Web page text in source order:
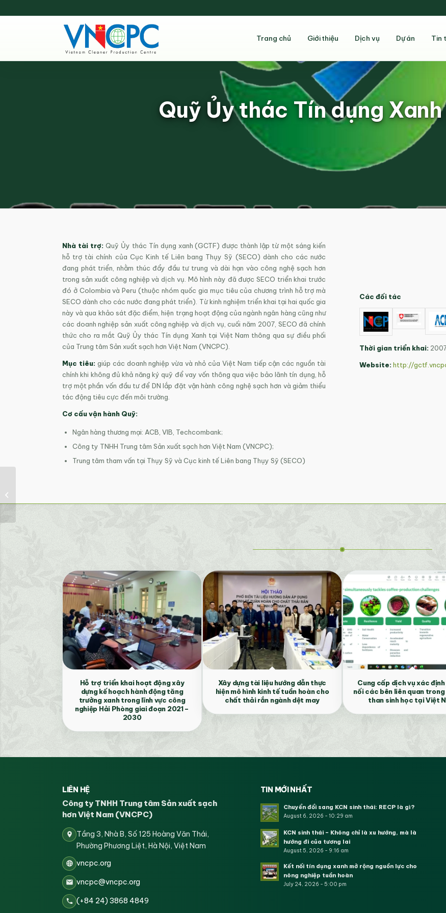
Trang chủ Giới thiệu Dịch vụ Dự án Tin
Quỹ Ủy thác Tín dụng
Nhà tài trợ: Quỹ Ủy thác Tín dụng xanh (GCTF) được thành lập từ một sáng kiến
hỗ trợ tài chính của Cục Kinh tế Liên bang Thụy Sỹ (SECO) dành cho các nước
đang phát triển, nhằm thúc đẩy đầu tư trung và dài hạn vào công nghệ sạch hơn
trong sản xuất công nghiệp và dịch vụ. Mô hình này đã được SECO triển khai trước
đó ở Colombia và Peru (thuộc nhóm quốc gia mục tiêu của chương trình hỗ trợ mà
SECO dành cho các nước đang phát triển). Từ kinh nghiệm triển khai tại hai quốc gia
này và qua khảo sát đặc điểm, hiện trạng hoạt động của ngành ngân hàng cũng như
các doanh nghiệp sản xuất công nghiệp và dịch vụ, cuối năm 2007, SECO đã chính
thức cho ra mắt Quỹ Ủy thác Tín dụng Xanh tại Việt Nam thông qua sự điều phối
của Trung tâm Sản xuất sạch hơn Việt Nam (VNCPC).
Mục tiêu: giúp các doanh nghiệp vừa và nhỏ của Việt Nam tiếp cận các nguồn tài
chính khi không đủ khả năng ký quỹ để vay vốn thông qua việc bảo lãnh tín dụng, hỗ
trợ một phần vốn đầu tư để DN lắp đặt vận hành công nghệ sạch hơn và giảm thiểu
tác động tiêu cực đến môi trường.
Cơ cấu vận hành Quỹ:
Ngân hàng thương mại: ACB, VIB, Techcombank;
Công ty TNHH Trung tâm Sản xuất sạch hơn Việt Nam (VNCPC);
Trung tâm tham vấn tại Thụy Sỹ và Cục kinh tế Liên bang Thụy Sỹ (SECO)
Các đối tác
Thời gian triển khai:
Website: http://
Hỗ trợ triển khai hoạt động xây
dựng kế hoạch hành động tăng
trưởng xanh trong lĩnh vực công
nghiệp Hải Phòng giai đoạn 2021 –
2030
Xây dựng tài liệu hướng dẫn thực
hiện mô hình kinh tế tuần hoàn cho
chất thải rắn ngành dệt may
Cung cấp dịch vụ xác
nối các bên liên quan trong
than sinh học tại Việt
LIÊN HỆ
Công ty TNHH Trung tâm Sản xuất sạch
hơn Việt Nam (VNCPC)
Tầng 3, Nhà B, Số 125 Hoàng Văn Thái,
Phường Phương Liệt, Hà Nội, Việt Nam
vncpc.org
vncpc@vncpc.org
(+84 24) 3868 4849
TIN MỚI NHẤT
Chuyển đổi sang KCN sinh thái: RECP là gì?
August 6, 2026 - 10:29 am
KCN sinh thái – Không chỉ là xu hướng, mà là
hướng đi của tương lai
August 5, 2026 - 9:16 am
Kết nối tín dụng xanh mở rộng nguồn lực cho
nông nghiệp tuần hoàn
July 24, 2026 - 5:00 pm